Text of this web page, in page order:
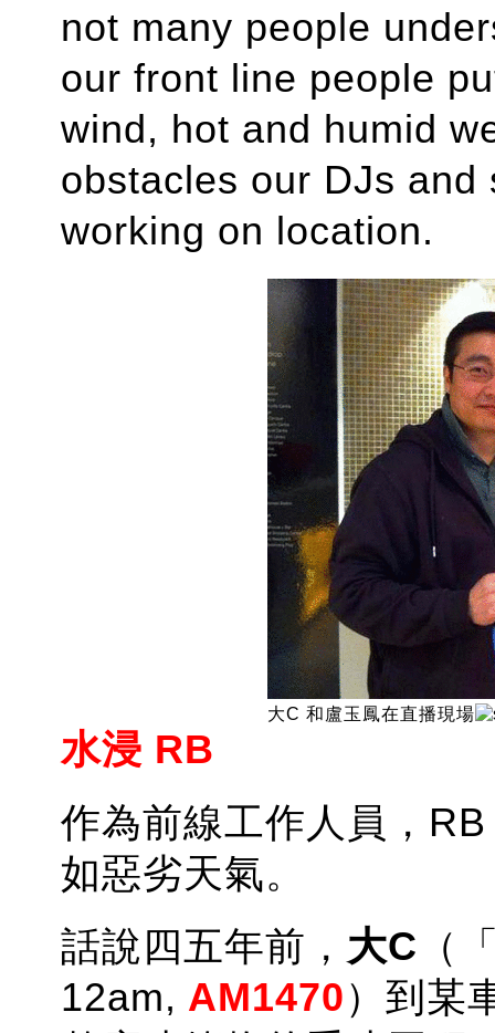
not many people
our front line people
wind, hot and humid
obstacles our DJs
working on location.
大C 和盧玉鳳在直播現場
水浸 RB
作為前線工作人員，
如惡劣天氣。
話說四五年前， 大C （
12am, AM1470）到某